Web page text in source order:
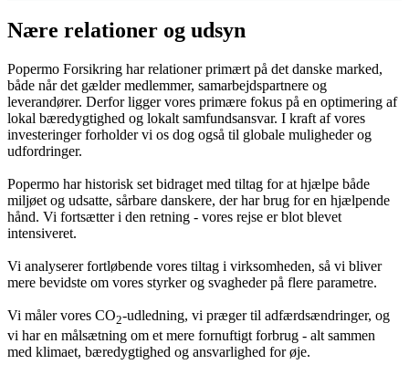
Nære relationer og udsyn
Popermo Forsikring har relationer primært på det danske marked,
både når det gælder medlemmer, samarbejdspartnere og
leverandører. Derfor ligger vores primære fokus på en optimering af
lokal bæredygtighed og lokalt samfundsansvar. I kraft af vores
investeringer forholder vi os dog også til globale muligheder og
udfordringer.
Popermo har historisk set bidraget med tiltag for at hjælpe både
miljøet og udsatte, sårbare danskere, der har brug for en hjælpende
hånd. Vi fortsætter i den retning - vores rejse er blot blevet
intensiveret.
Vi analyserer fortløbende vores tiltag i virksomheden, så vi bliver
mere bevidste om vores styrker og svagheder på flere parametre.
Vi måler vores CO2-udledning, vi præger til adfærdsændringer, og
vi har en målsætning om et mere fornuftigt forbrug - alt sammen
med klimaet, bæredygtighed og ansvarlighed for øje.